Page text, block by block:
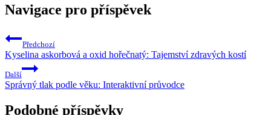
Navigace pro příspěvek
Předchozí
Kyselina askorbová a oxid hořečnatý: Tajemství zdravých kostí
Další
Správný tlak podle věku: Interaktivní průvodce
Podobné příspěvky